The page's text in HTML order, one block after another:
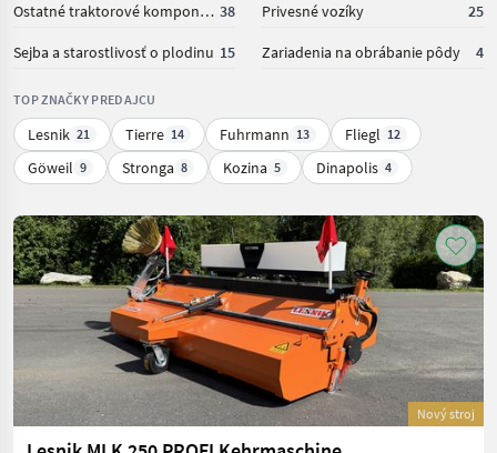
Ostatné traktorové komponenty 38 Privesné vozíky 25
Sejba a starostlivosť o plodinu 15 Zariadenia na obrábanie pôdy 4
TOP ZNAČKY PREDAJCU
Lesnik 21 Tierre 14 Fuhrmann 13 Fliegl 12
Göweil 9 Stronga 8 Kozina 5 Dinapolis 4
Nový stroj